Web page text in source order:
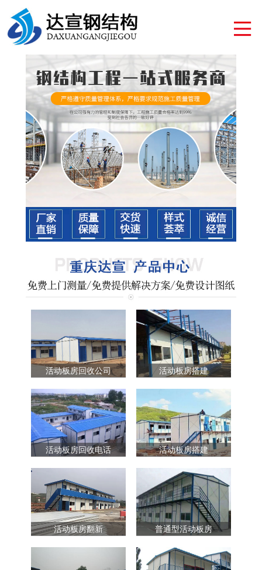
活动板房回收公司 活动板房搭建
活动板房回收电话 活动板房搭建
活动板房翻新 普通型活动板房